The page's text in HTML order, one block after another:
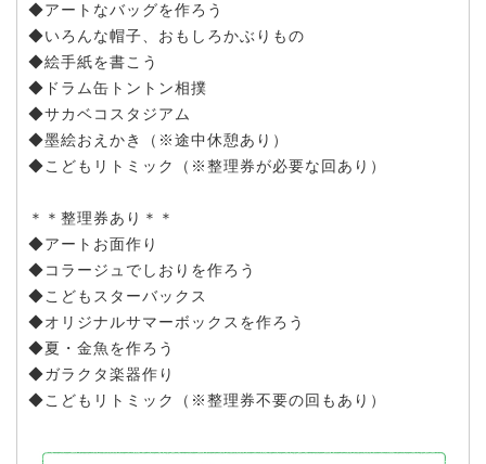
◆アートなバッグを作ろう
◆いろんな帽子、おもしろかぶりもの
◆絵手紙を書こう
◆ドラム缶トントン相撲
◆サカベコスタジアム
◆墨絵おえかき（※途中休憩あり）
◆こどもリトミック（※整理券が必要な回あり）
＊＊整理券あり＊＊
◆アートお面作り
◆コラージュでしおりを作ろう
◆こどもスターバックス
◆オリジナルサマーボックスを作ろう
◆夏・金魚を作ろう
◆ガラクタ楽器作り
◆こどもリトミック（※整理券不要の回もあり）